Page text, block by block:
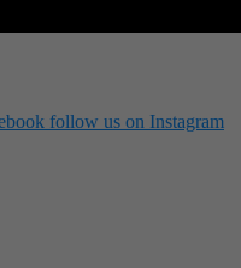
follow us on Instagram